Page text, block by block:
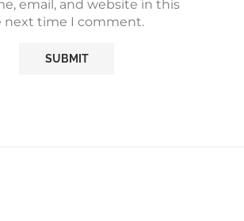
email, and website in this
next time I comment.